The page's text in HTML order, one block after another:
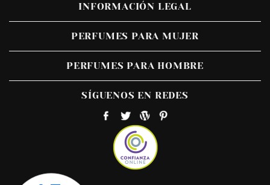
INFORMACIÓN LEGAL
PERFUMES PARA MUJER
PERFUMES PARA HOMBRE
SÍGUENOS EN REDES